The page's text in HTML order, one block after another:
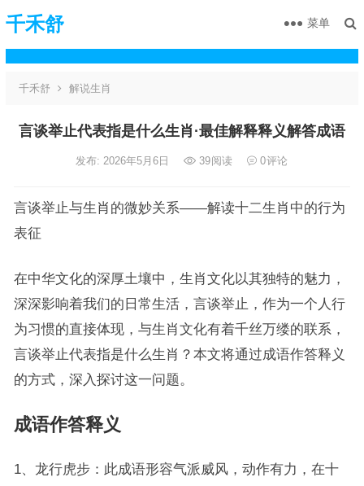
千禾舒 菜单
千禾舒 解说生肖
言谈举止代表指是什么生肖·最佳解释释义解答成语
发布: 2026年5月6日 39阅读 0评论
言谈举止与生肖的微妙关系——解读十二生肖中的行为
表征
在中华文化的深厚土壤中，生肖文化以其独特的魅力，
深深影响着我们的日常生活，言谈举止，作为一个人行
为习惯的直接体现，与生肖文化有着千丝万缕的联系，
言谈举止代表指是什么生肖？本文将通过成语作答释义
的方式，深入探讨这一问题。
成语作答释义
1、龙行虎步：此成语形容气派威风，动作有力，在十